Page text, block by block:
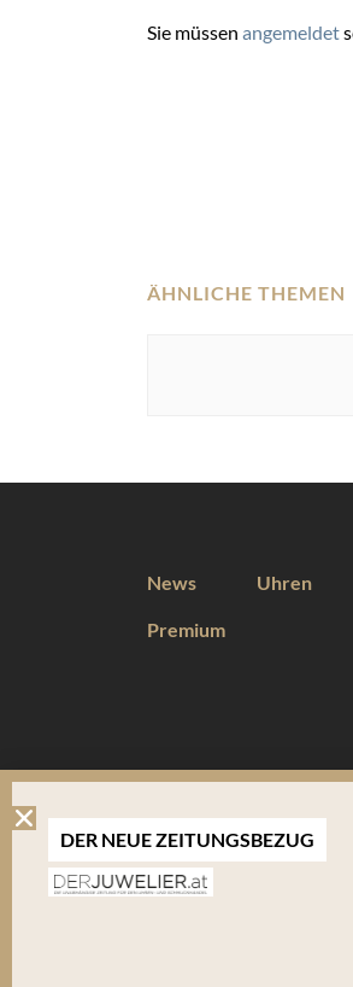
Sie müssen angemeldet
ÄHNLICHE THEMEN
News Uhren
Premium
DIESE WEBSEITE VERWENDET
Wir verwenden Cookies um Ihnen eine
Endgerät abgelegt werden. Um die
verwalten welche davon Sie akzeptieren.
Bitte beachten Sie, dass Sie Ihren Browser so einstellen
bestimmte Fälle oder generell ausschließen können.
DER NEUE ZEITUNGSBEZUG